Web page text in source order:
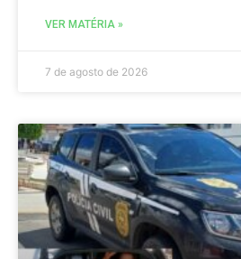
VER MATÉRIA »
7 de agosto de 2026